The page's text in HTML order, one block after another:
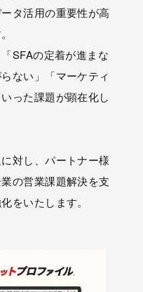
タ活用の重要性が高
SFAの定着が進まな
ない」「マーケティ
った課題が顕在化し
対し、パートナー様
の営業課題解決を支
をいたします。